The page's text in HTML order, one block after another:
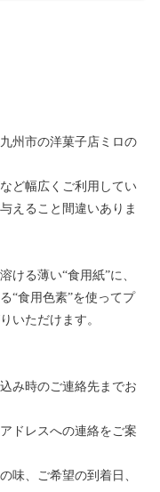
州市の洋菓子店ミロの
ど幅広くご利用してい
えること間違いありま
ける薄い“食用紙”に、
“食用色素”を使ってプ
いただけます。
み時のご連絡先までお
ドレスへの連絡をご案
味、ご希望の到着日、